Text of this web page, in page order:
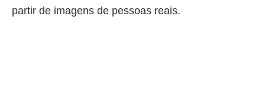
partir de imagens de pessoas reais.